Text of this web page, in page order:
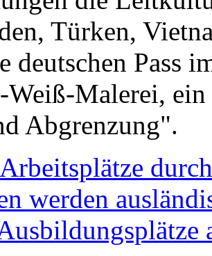
Türken,
deutschen Pass
Weiß-Malerei,
Abgrenzung".
werden